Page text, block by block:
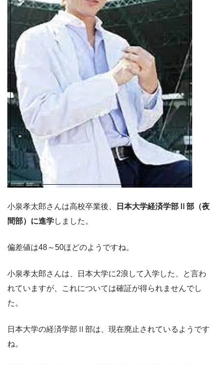
小泉孝太郎さんは高校卒業後、
日本大学経済学部Ⅱ部（夜
間部）に進学しました。
偏差値は48～50ほどのようですね。
小泉孝太郎さんは、日本大学に2浪して入学した、と言わ
れていますが、これについては確証が得られませんでし
た。
日本大学の経済学部Ⅱ部は、現在廃止されているようです
ね。